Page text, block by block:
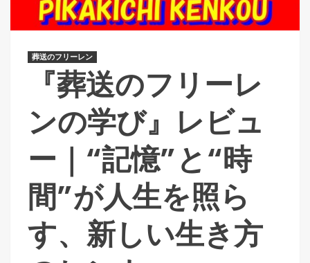
葬送のフリーレン
『葬送のフリーレ
ンの学び』レビュ
ー｜“記憶”と“時
間”が人生を照ら
す、新しい生き方